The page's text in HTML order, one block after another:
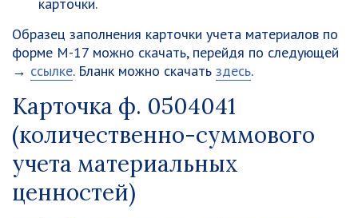
Образец заполнения карточки учета материалов по
форме М-17 можно скачать, перейдя по следующей
→ ссылке. Бланк можно скачать здесь.
Карточка ф. 0504041
(количественно-суммового
учета материальных
ценностей)